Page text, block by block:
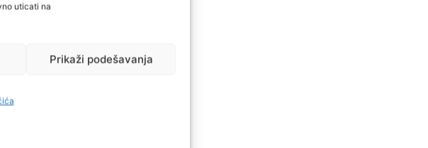
uticati na
Prikaži podešavanja
Luka.